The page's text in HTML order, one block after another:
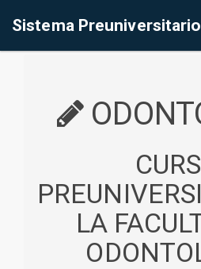
Sistema Preuniversitario
LA